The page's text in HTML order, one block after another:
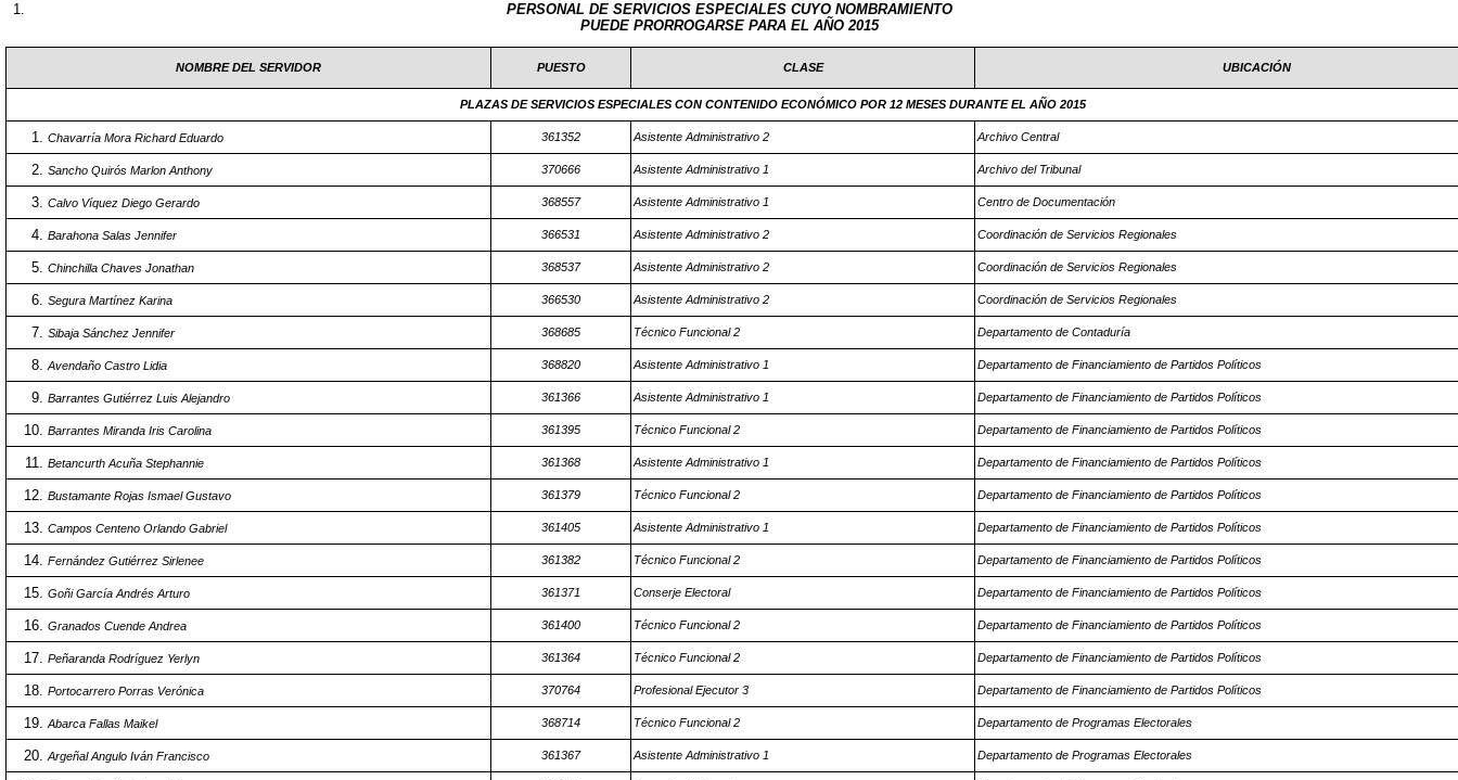
PERSONAL DE SERVICIOS ESPECIALES CUYO NOMBRAMIENTO
PUEDE PRORROGARSE PARA EL AÑO 2015
NOMBRE DEL SERVIDOR PUESTO CLASE UBICACIÓN
PLAZAS DE SERVICIOS ESPECIALES CON CONTENIDO ECONÓMICO POR 12 MESES DURANTE EL AÑO 2015
Chavarría Mora Richard Eduardo 361352 Asistente Administrativo 2 Archivo Central
Sancho Quirós Marlon Anthony 370666 Asistente Administrativo 1 Archivo del Tribunal
Calvo Víquez Diego Gerardo 368557 Asistente Administrativo 1 Centro de Documentación
Barahona Salas Jennifer 366531 Asistente Administrativo 2 Coordinación de Servicios Regionales
Chinchilla Chaves Jonathan 368537 Asistente Administrativo 2 Coordinación de Servicios Regionales
Segura Martínez Karina 366530 Asistente Administrativo 2 Coordinación de Servicios Regionales
Sibaja Sánchez Jennifer 368685 Técnico Funcional 2 Departamento de Contaduría
Avendaño Castro Lidia 368820 Asistente Administrativo 1 Departamento de Financiamiento de Partidos Políticos
Barrantes Gutiérrez Luis Alejandro 361366 Asistente Administrativo 1 Departamento de Financiamiento de Partidos Políticos
Barrantes Miranda Iris Carolina 361395 Técnico Funcional 2 Departamento de Financiamiento de Partidos Políticos
Betancurth Acuña Stephannie 361368 Asistente Administrativo 1 Departamento de Financiamiento de Partidos Políticos
Bustamante Rojas Ismael Gustavo 361379 Técnico Funcional 2 Departamento de Financiamiento de Partidos Políticos
Campos Centeno Orlando Gabriel 361405 Asistente Administrativo 1 Departamento de Financiamiento de Partidos Políticos
Fernández Gutiérrez Sirlenee 361382 Técnico Funcional 2 Departamento de Financiamiento de Partidos Políticos
Goñi García Andrés Arturo 361371 Conserje Electoral Departamento de Financiamiento de Partidos Políticos
Granados Cuende Andrea 361400 Técnico Funcional 2 Departamento de Financiamiento de Partidos Políticos
Peñaranda Rodríguez Yerlyn 361364 Técnico Funcional 2 Departamento de Financiamiento de Partidos Políticos
Portocarrero Porras Verónica 370764 Profesional Ejecutor 3 Departamento de Financiamiento de Partidos Políticos
Abarca Fallas Maikel 368714 Técnico Funcional 2 Departamento de Programas Electorales
Argeñal Angulo Iván Francisco 361367 Asistente Administrativo 1 Departamento de Programas Electorales